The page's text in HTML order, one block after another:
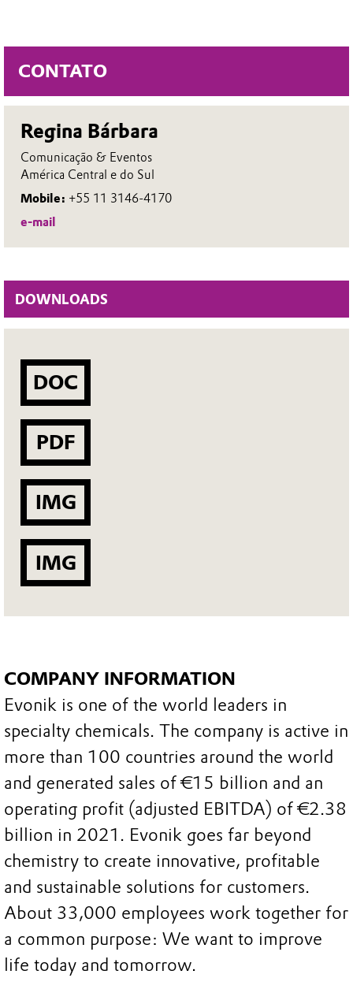
CONTATO
Regina Bárbara
Comunicação & Eventos
América Central e do Sul
Mobile: +55 11 3146-4170
e-mail
DOWNLOADS
DOC
PDF
IMG
IMG
COMPANY INFORMATION
Evonik is one of the world leaders in
specialty chemicals. The company is active in
more than 100 countries around the world
and generated sales of €15 billion and an
operating profit (adjusted EBITDA) of €2.38
billion in 2021. Evonik goes far beyond
chemistry to create innovative, profitable
and sustainable solutions for customers.
About 33,000 employees work together for
a common purpose: We want to improve
life today and tomorrow.